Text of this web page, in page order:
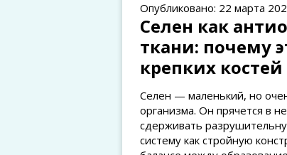
Опубликовано: 22 марта
Селен как
ткани: почему
крепких костей
Селен — маленький, но
организма. Он прячется в
сдерживать
систему как стройную